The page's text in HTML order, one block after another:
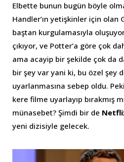
Elbette bunun bugün böyle
Handler’ın yetişkinler için olan
baştan kurgulamasıyla
çıkıyor, ve Potter’a göre çok
ama acayip bir şekilde çok da
bir şey var yani ki, bu özel şey
uyarlanmasına sebep oldu.
kere filme uyarlayıp bırakmış
münasebet? Şimdi bir de
yeni dizisiyle gelecek.